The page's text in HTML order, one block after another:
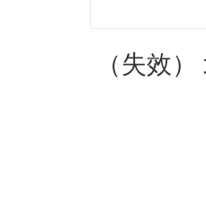
政务公开
（失效